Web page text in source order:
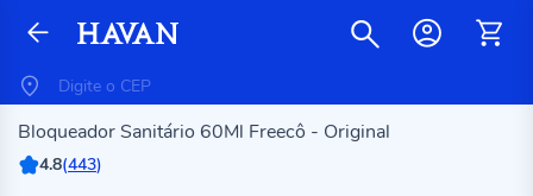
Bloqueador Sanitário 60Ml Freecô - Original
4.8(443)